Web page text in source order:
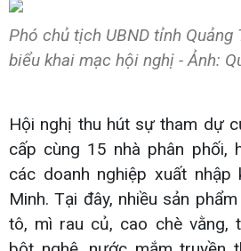
Phó chủ tịch UBND tỉnh
biểu khai mạc hội nghị - Ảnh:
Hội nghị thu hút sự tham dự
cấp cùng 15 nhà phân phối,
các doanh nghiệp xuất nhập
Minh. Tại đây, nhiều sản
tô, mì rau củ, cao chè vằng,